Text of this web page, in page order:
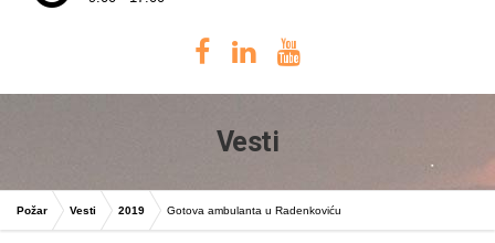
Vesti
Požar Vesti 2019 Gotova ambulanta u Radenkoviću